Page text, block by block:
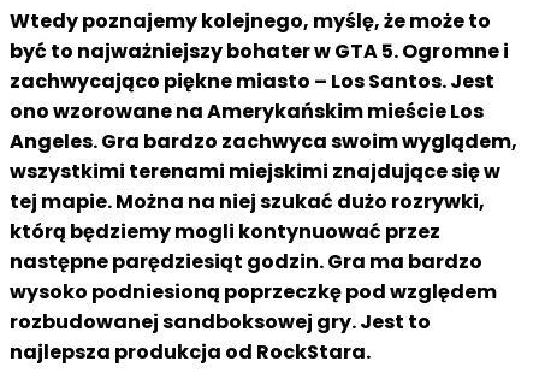
Wtedy poznajemy kolejnego, myślę, że może to
być to najważniejszy bohater w GTA 5. Ogromne i
zachwycająco piękne miasto – Los Santos. Jest
ono wzorowane na Amerykańskim mieście Los
Angeles. Gra bardzo zachwyca swoim wyglądem,
wszystkimi terenami miejskimi znajdujące się w
tej mapie. Można na niej szukać dużo rozrywki,
którą będziemy mogli kontynuować przez
następne parędziesiąt godzin. Gra ma bardzo
wysoko podniesioną poprzeczkę pod względem
rozbudowanej sandboksowej gry. Jest to
najlepsza produkcja od RockStara.